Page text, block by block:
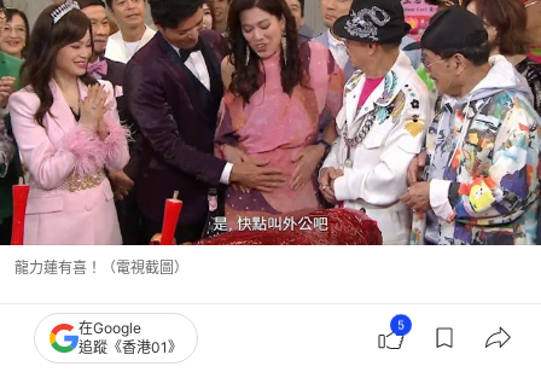
龍力蓮有喜！（電視截圖）
大四喜Rap出心聲 根叔道別：後會有期
在Google
追蹤《香港01》
5